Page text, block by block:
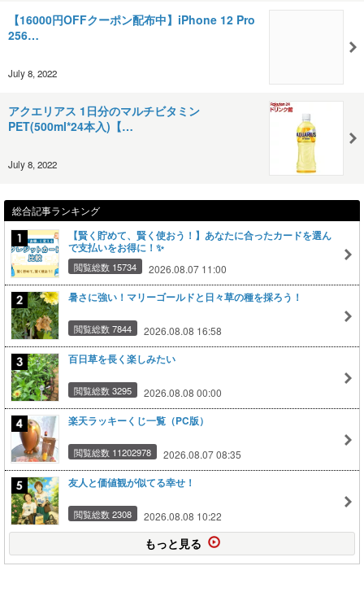
【16000円OFFクーポン配布中】iPhone 12 Pro
256…
July 8, 2022
アクエリアス 1日分のマルチビタミン
PET(500ml*24本入)【…
July 8, 2022
総合記事ランキング
【賢く貯めて、賢く使おう！】あなたに合ったカードを選ん
で支払いをお得に！✨
閲覧総数 15734 2026.08.07 11:00
暑さに強い！マリーゴールドと日々草の種を採ろう！
閲覧総数 7844 2026.08.08 16:58
百日草を長く楽しみたい
閲覧総数 3295 2026.08.08 00:00
楽天ラッキーくじ一覧（PC版）
閲覧総数 11202978 2026.08.07 08:35
友人と価値観が似てる幸せ！
閲覧総数 2308 2026.08.08 10:22
もっと見る